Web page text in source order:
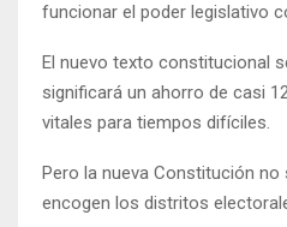
funcionar el poder legislativo
El nuevo texto constitucional
significará un ahorro de casi
vitales para tiempos difíciles.
Pero la nueva Constitución
encogen los distritos